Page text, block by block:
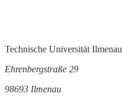
Technische Universität Ilmenau
Ehrenbergstraße 29
98693 Ilmenau